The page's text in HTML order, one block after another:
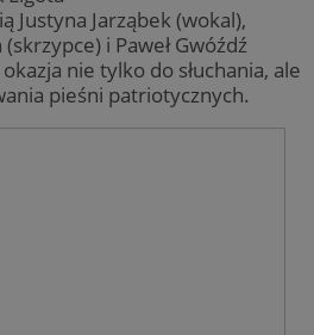
Justyna Jarząbek (wokal),
i Paweł Gwóźdź
nie tylko do słuchania, ale
pieśni patriotycznych.